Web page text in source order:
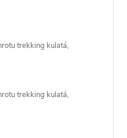
trekking kulatá,
trekking kulatá,